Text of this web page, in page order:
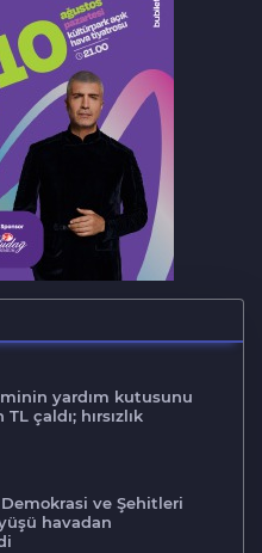
yardım kutusunu
TL çaldı; hırsızlık
ve Şehitleri
havadan